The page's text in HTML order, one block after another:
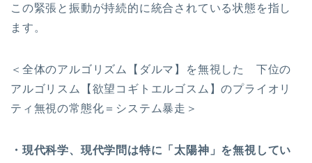
この緊張と振動が持続的に統合されている状態を指し
ます。
＜全体のアルゴリズム【ダルマ】を無視した 下位の
アルゴリスム【欲望コギトエルゴスム】のプライオリ
ティ無視の常態化＝システム暴走＞
・現代科学、現代学問は特に「太陽神」を無視してい